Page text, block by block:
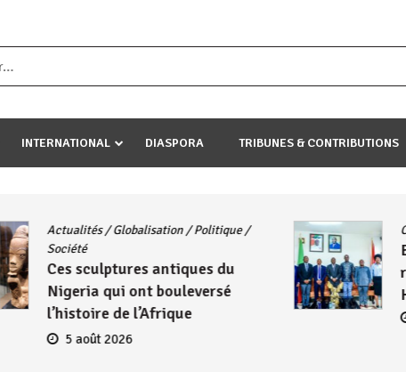
wawe canke igihugu cakwibarutse .Wewe uri ngaha
INTERNATIONAL DIASPORA TRIBUNES & CONTRIBUTIONS
Actualités/Globalisation/Politique/
Société
Ces sculptures antiques du
Nigeria qui ont bouleversé
l’histoire de l’Afrique
5 août 2026